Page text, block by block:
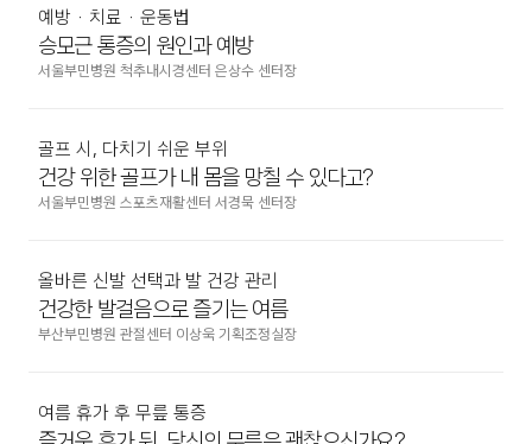
예방 · 치료 · 운동법
승모근 통증의 원인과 예방
서울부민병원 척추내시경센터 은상수 센터장
골프 시, 다치기 쉬운 부위
건강 위한 골프가 내 몸을 망칠 수 있다고?
서울부민병원 스포츠재활센터 서경묵 센터장
올바른 신발 선택과 발 건강 관리
건강한 발걸음으로 즐기는 여름
부산부민병원 관절센터 이상욱 기획조정실장
여름 휴가 후 무릎 통증